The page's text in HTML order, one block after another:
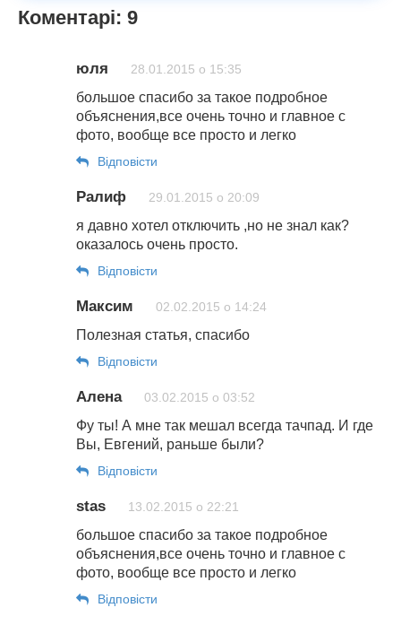
Коментарі: 9
юля 28.01.2015 о 15:35
большое спасибо за такое подробное
объяснения,все очень точно и главное с
фото, вообще все просто и легко
Відповіcти
Ралиф 29.01.2015 о 20:09
я давно хотел отключить ,но не знал как?
оказалось очень просто.
Відповіcти
Максим 02.02.2015 о 14:24
Полезная статья, спасибо
Відповіcти
Алена 03.02.2015 о 03:52
Фу ты! А мне так мешал всегда тачпад. И где
Вы, Евгений, раньше были?
Відповіcти
stas 13.02.2015 о 22:21
большое спасибо за такое подробное
объяснения,все очень точно и главное с
фото, вообще все просто и легко
Відповіcти